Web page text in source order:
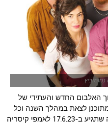
האלבום החדש והעתידי של
לצאת במהלך השנה וכל
כולו חלק מציון חגיגות ה- 02 ללהקה שתגיע ב-17.6.23 לאמפי קיסריה